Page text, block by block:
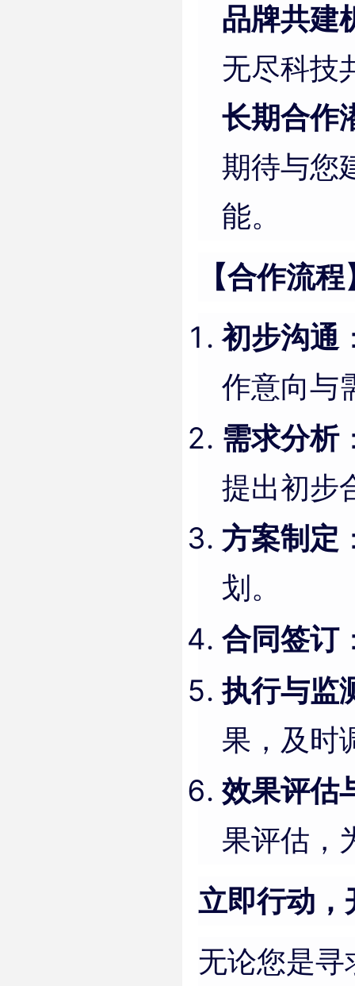
品牌共建
无尽科技
长期合作
期待与您
能。
【合作流程
初步沟通
作意向与
需求分析
提出初步
方案制定
划。
合同签订
执行与监
果，及时
效果评估
果评估，
立即行动，
无论您是